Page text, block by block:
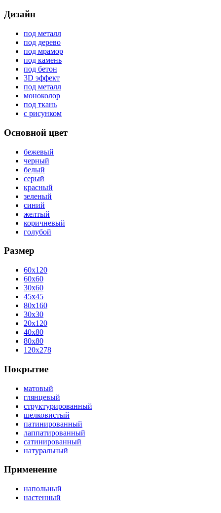
Дизайн
под металл
под дерево
под мрамор
под камень
под бетон
3D эффект
под металл
моноколор
под ткань
с рисунком
Основной цвет
бежевый
черный
белый
серый
красный
зеленый
синий
желтый
коричневый
голубой
Размер
60x120
60x60
30x60
45x45
80x160
30x30
20x120
40x80
80x80
120x278
Покрытие
матовый
глянцевый
структурированный
шелковистый
патинированный
лаппатированный
сатинированный
натуральный
Применение
напольный
настенный